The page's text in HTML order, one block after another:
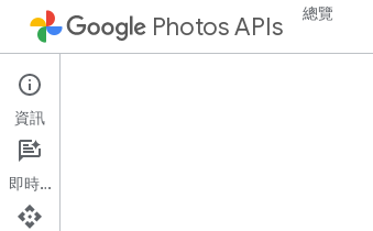
Photos APIs 總覽
Library API
指南
資訊
即時通訊